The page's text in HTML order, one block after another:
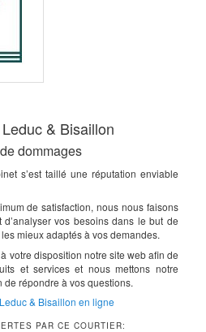
& Bisaillon
dommages
s’est taillé une réputation enviable
de satisfaction, nous nous faisons
vos besoins dans le but de
mieux adaptés à vos demandes.
votre disposition notre site web afin de
et services et nous mettons notre
répondre à vos questions.
& Bisaillon en ligne
PAR CE COURTIER: